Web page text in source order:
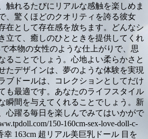
触れるたびにリアルな感触を楽しめま
、驚くほどのクオリティを誇る彼女
在として存在感を放ちます。どんなシ
立て、癒しのひとときを提供してくれ
本物の女性のような仕上がりで、思
ることでしょう。心地よい柔らかさと
たデザインは、夢のような体験を実現
ブドールは、コレクションとしてだけ
も最適です。あなたのライフスタイル
瞬間を与えてくれることでしょう。新
心躍る毎日を楽しんでみてはいかがで
150-160cm-sex-love-doll-c-
163cm 超リアル美巨乳ドール 目を